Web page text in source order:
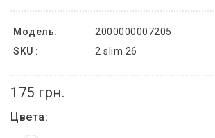
Модель:
2000000007205
SKU :
2 slim 26
175 грн.
Цвета: